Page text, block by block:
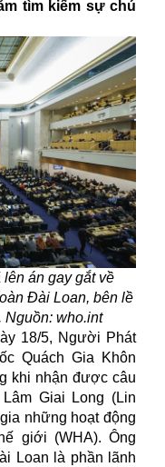
tìm kiếm sự chú
án gay gắt về
Đài Loan, bên lề
Nguồn: who.int
18/5, Người Phát
Quách Gia Khôn
khi nhận được câu
Giai Long (Lin
những hoạt động
giới (WHA). Ông
Loan là phần lãnh